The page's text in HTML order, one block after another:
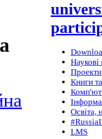
Наукові
Проекти
Книги
Освіта,
LMS